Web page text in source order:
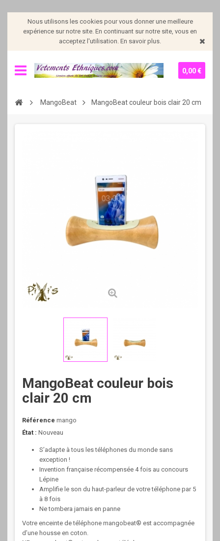
Nous utilisons les cookies pour vous donner une meilleure
expérience sur notre site. En continuant sur notre site, vous en
acceptez l'utilisation. En savoir plus.
0,00 €
MangoBeat MangoBeat couleur bois clair 20 cm
MangoBeat couleur bois
clair 20 cm
Référence mango
État : Nouveau
S’adapte à tous les téléphones du monde sans
exception !
Invention française récompensée 4 fois au concours
Lépine
Amplifie le son du haut-parleur de votre téléphone par 5
à 8 fois
Ne tombera jamais en panne
Votre enceinte de téléphone mangobeat® est accompagnée
d’une housse en coton.